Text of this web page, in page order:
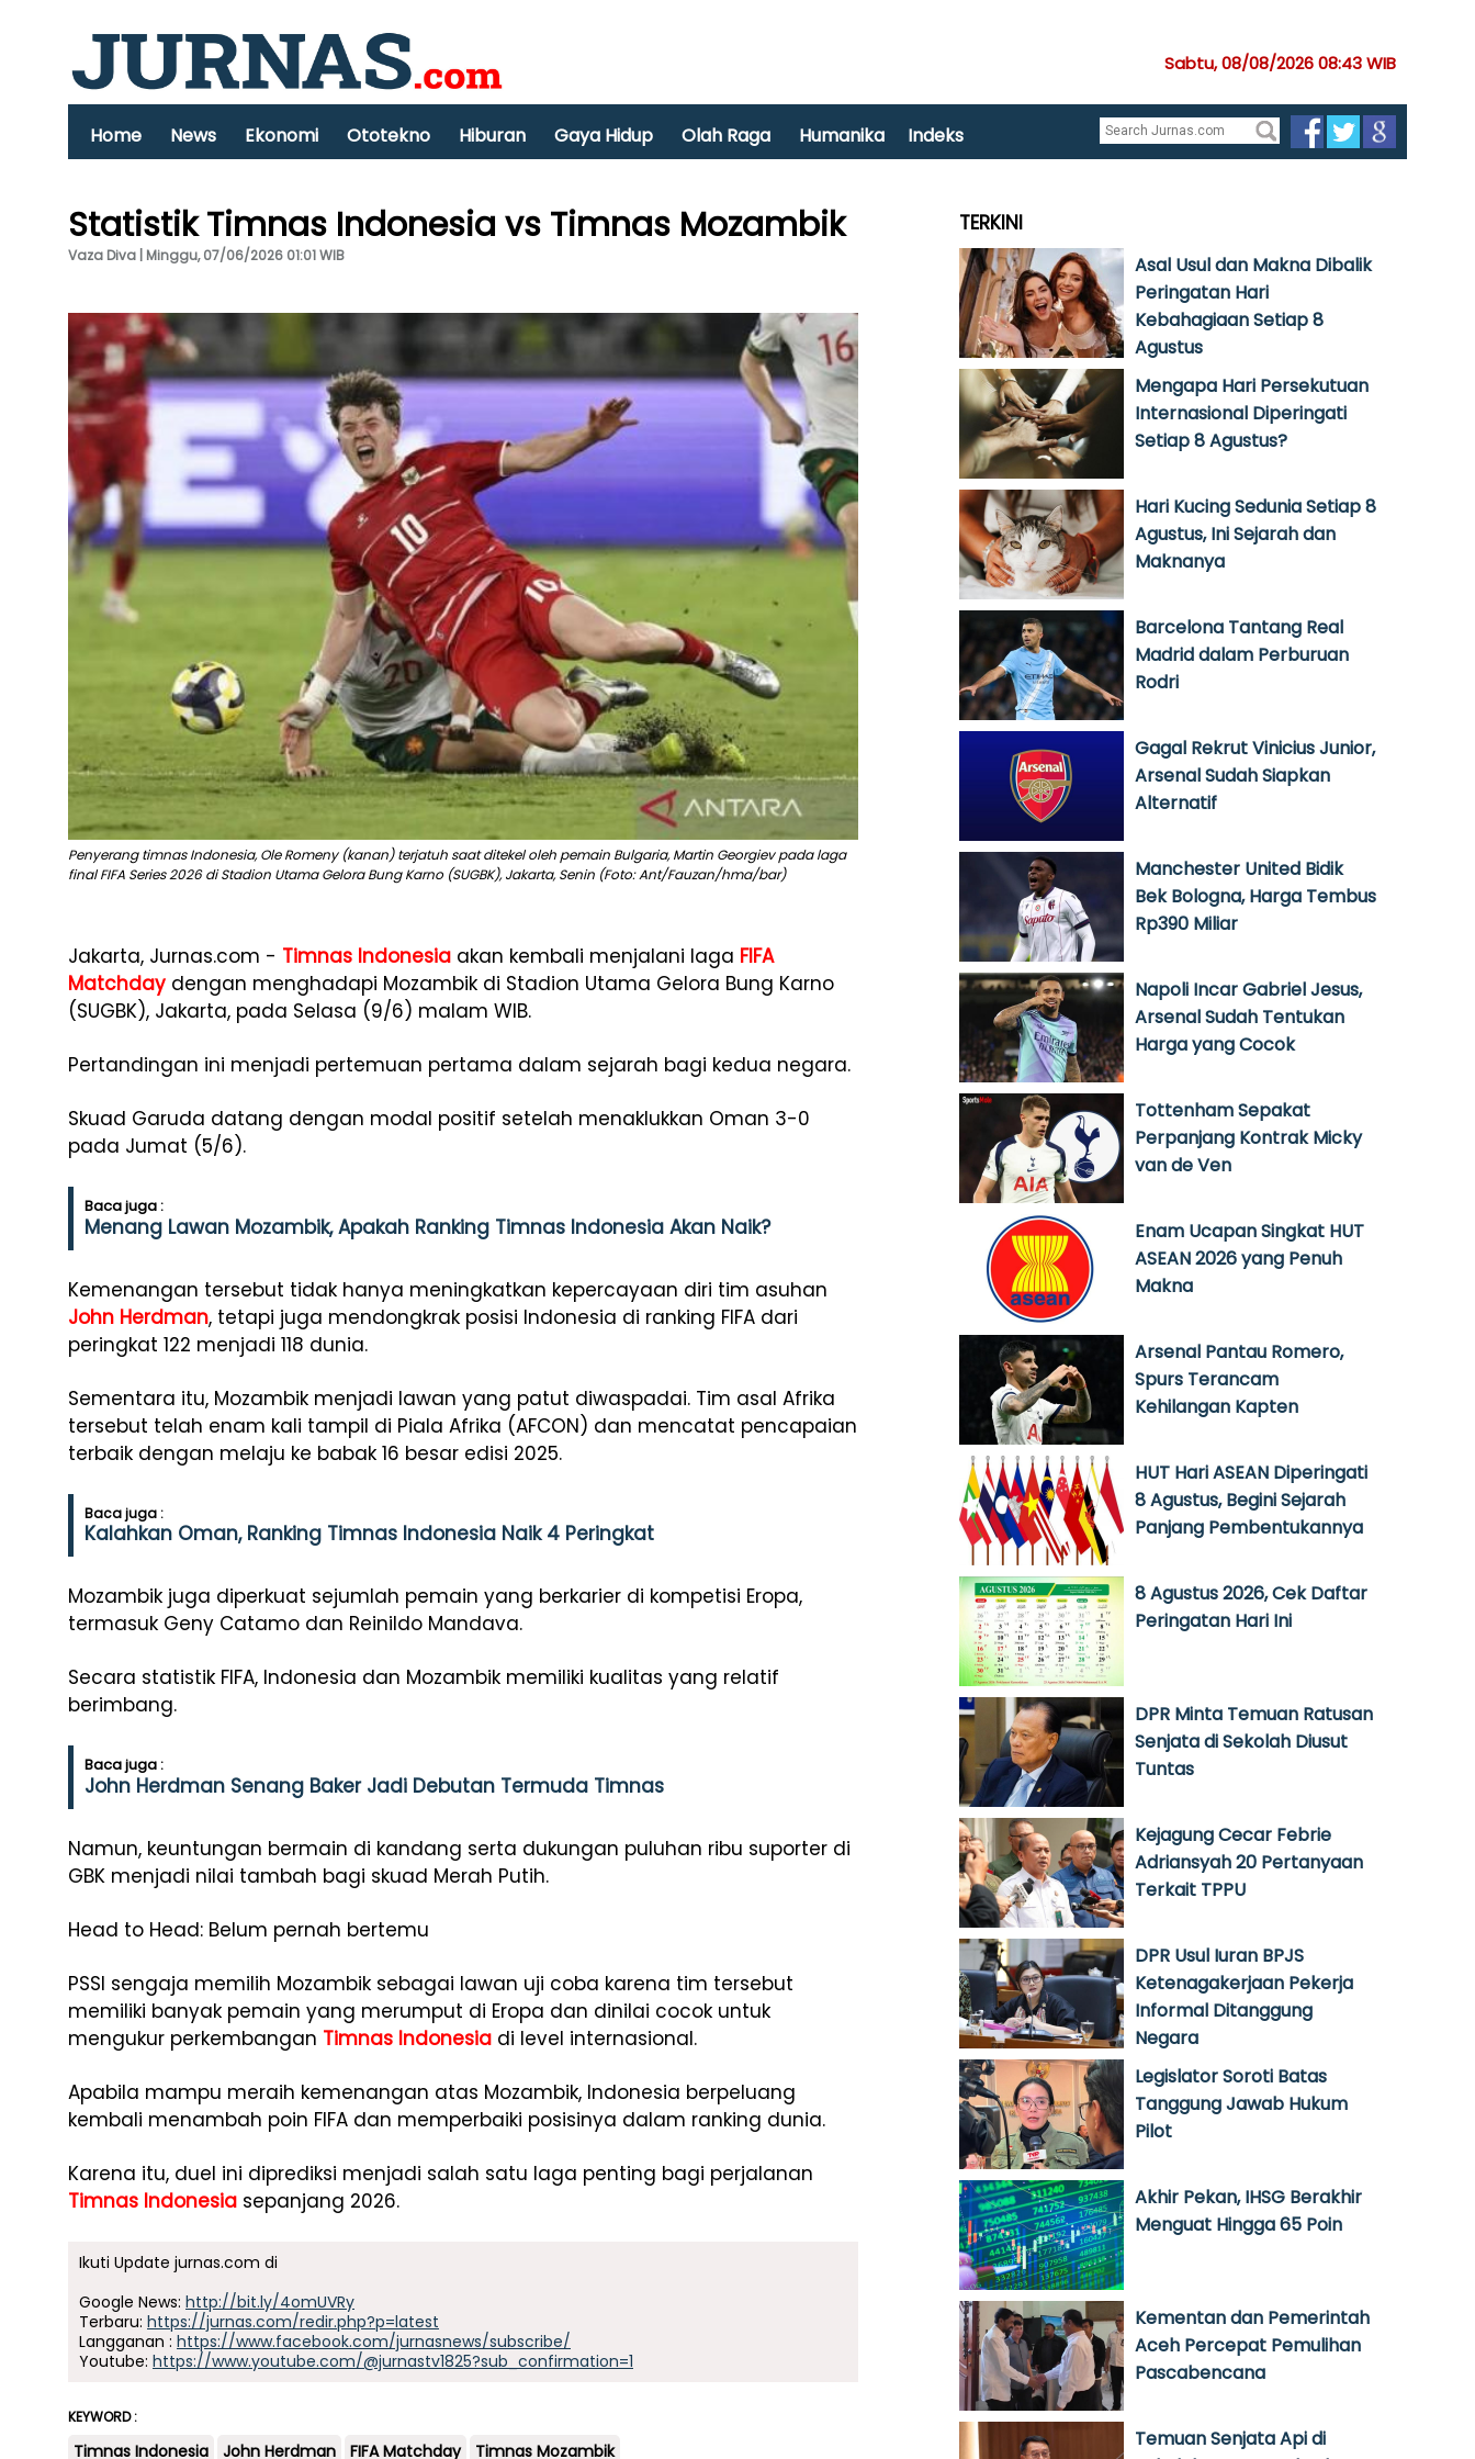
Sabtu, 08/08/2026 08:43 WIB
Home News Ekonomi Ototekno Hiburan Gaya Hidup Olah Raga Humanika Indeks
Statistik Timnas Indonesia vs Timnas Mozambik
Vaza Diva | Minggu, 07/06/2026 01:01 WIB
Penyerang timnas Indonesia, Ole Romeny (kanan) terjatuh saat ditekel oleh pemain Bulgaria, Martin Georgiev pada laga
final FIFA Series 2026 di Stadion Utama Gelora Bung Karno (SUGBK), Jakarta, Senin (Foto: Ant/Fauzan/hma/bar)
Jakarta, Jurnas.com - Timnas Indonesia akan kembali menjalani laga FIFA
Matchday dengan menghadapi Mozambik di Stadion Utama Gelora Bung Karno
(SUGBK), Jakarta, pada Selasa (9/6) malam WIB.
Pertandingan ini menjadi pertemuan pertama dalam sejarah bagi kedua negara.
Skuad Garuda datang dengan modal positif setelah menaklukkan Oman 3-0
pada Jumat (5/6).
Baca juga :
Menang Lawan Mozambik, Apakah Ranking Timnas Indonesia Akan Naik?
Kemenangan tersebut tidak hanya meningkatkan kepercayaan diri tim asuhan
John Herdman, tetapi juga mendongkrak posisi Indonesia di ranking FIFA dari
peringkat 122 menjadi 118 dunia.
Sementara itu, Mozambik menjadi lawan yang patut diwaspadai. Tim asal Afrika
tersebut telah enam kali tampil di Piala Afrika (AFCON) dan mencatat pencapaian
terbaik dengan melaju ke babak 16 besar edisi 2025.
Baca juga :
Kalahkan Oman, Ranking Timnas Indonesia Naik 4 Peringkat
Mozambik juga diperkuat sejumlah pemain yang berkarier di kompetisi Eropa,
termasuk Geny Catamo dan Reinildo Mandava.
Secara statistik FIFA, Indonesia dan Mozambik memiliki kualitas yang relatif
berimbang.
Baca juga :
John Herdman Senang Baker Jadi Debutan Termuda Timnas
Namun, keuntungan bermain di kandang serta dukungan puluhan ribu suporter di
GBK menjadi nilai tambah bagi skuad Merah Putih.
Head to Head: Belum pernah bertemu
PSSI sengaja memilih Mozambik sebagai lawan uji coba karena tim tersebut
memiliki banyak pemain yang merumput di Eropa dan dinilai cocok untuk
mengukur perkembangan Timnas Indonesia di level internasional.
Apabila mampu meraih kemenangan atas Mozambik, Indonesia berpeluang
kembali menambah poin FIFA dan memperbaiki posisinya dalam ranking dunia.
Karena itu, duel ini diprediksi menjadi salah satu laga penting bagi perjalanan
Timnas Indonesia sepanjang 2026.
Ikuti Update jurnas.com di
Google News: http://bit.ly/4omUVRy
Terbaru: https://jurnas.com/redir.php?p=latest
Langganan : https://www.facebook.com/jurnasnews/subscribe/
Youtube: https://www.youtube.com/@jurnastv1825?sub_confirmation=1
KEYWORD :
Timnas Indonesia John Herdman FIFA Matchday Timnas Mozambik
TERKINI
Asal Usul dan Makna Dibalik
Peringatan Hari
Kebahagiaan Setiap 8
Agustus
Mengapa Hari Persekutuan
Internasional Diperingati
Setiap 8 Agustus?
Hari Kucing Sedunia Setiap 8
Agustus, Ini Sejarah dan
Maknanya
Barcelona Tantang Real
Madrid dalam Perburuan
Rodri
Gagal Rekrut Vinicius Junior,
Arsenal Sudah Siapkan
Alternatif
Manchester United Bidik
Bek Bologna, Harga Tembus
Rp390 Miliar
Napoli Incar Gabriel Jesus,
Arsenal Sudah Tentukan
Harga yang Cocok
Tottenham Sepakat
Perpanjang Kontrak Micky
van de Ven
Enam Ucapan Singkat HUT
ASEAN 2026 yang Penuh
Makna
Arsenal Pantau Romero,
Spurs Terancam
Kehilangan Kapten
HUT Hari ASEAN Diperingati
8 Agustus, Begini Sejarah
Panjang Pembentukannya
8 Agustus 2026, Cek Daftar
Peringatan Hari Ini
DPR Minta Temuan Ratusan
Senjata di Sekolah Diusut
Tuntas
Kejagung Cecar Febrie
Adriansyah 20 Pertanyaan
Terkait TPPU
DPR Usul Iuran BPJS
Ketenagakerjaan Pekerja
Informal Ditanggung
Negara
Legislator Soroti Batas
Tanggung Jawab Hukum
Pilot
Akhir Pekan, IHSG Berakhir
Menguat Hingga 65 Poin
Kementan dan Pemerintah
Aceh Percepat Pemulihan
Pascabencana
Temuan Senjata Api di